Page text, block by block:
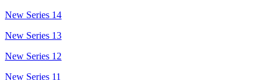
New Series 14
New Series 13
New Series 12
New Series 11